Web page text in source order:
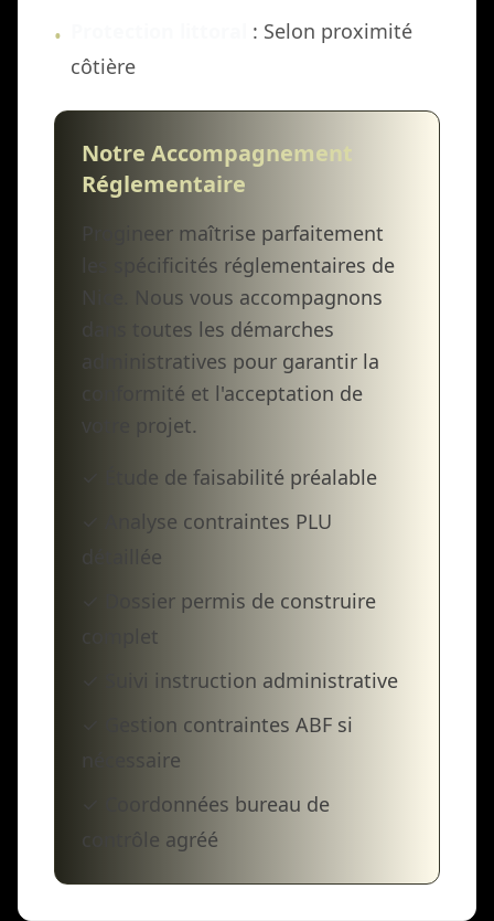
•
: Selon proximité
côtière
Notre Accompagnement
Réglementaire
Progineer maîtrise parfaitement
les spécificités réglementaires de
Nice. Nous vous accompagnons
dans toutes les démarches
administratives pour garantir la
conformité et l'acceptation de
votre projet.
✓ Étude de faisabilité préalable
✓ Analyse contraintes PLU
détaillée
✓ Dossier permis de construire
complet
✓ Suivi instruction administrative
✓ Gestion contraintes ABF si
nécessaire
✓ Coordonnées bureau de
contrôle agréé